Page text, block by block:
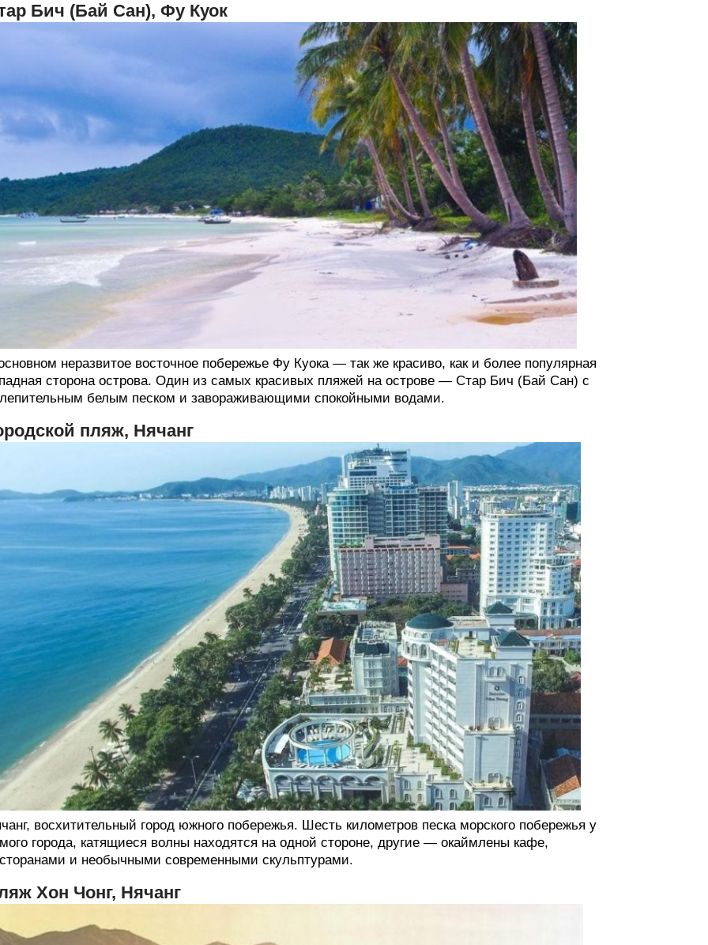
Бич (Бай Сан), Фу Куок
неразвитое восточное побережье Фу Куока — так же красиво, как и более популярная
сторона острова. Один из самых красивых пляжей на острове — Стар Бич (Бай Сан) с
белым песком и завораживающими спокойными водами.
пляж, Нячанг
восхитительный город южного побережья. Шесть километров песка морского побережья у
города, катящиеся волны находятся на одной стороне, другие — окаймлены кафе,
и необычными современными скульптурами.
Хон Чонг, Нячанг